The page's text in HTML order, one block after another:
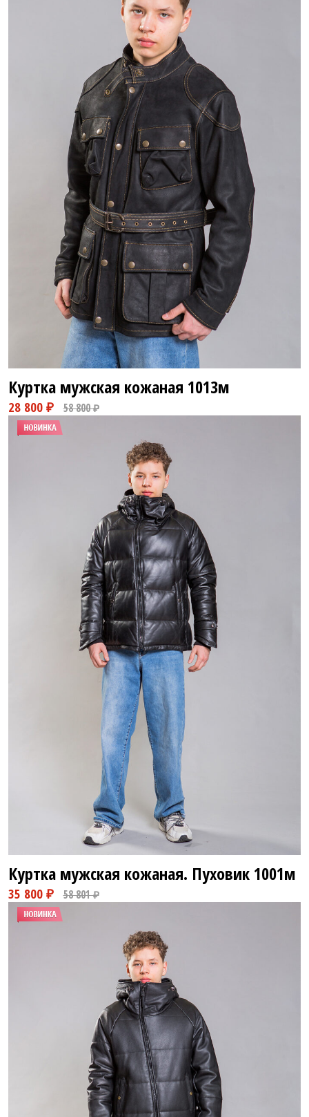
58 800 ₽ 88 800 ₽
58 800 ₽
Куртка мужская кожаная 1013м
Куртка мужская кожаная. Пуховик 1001м